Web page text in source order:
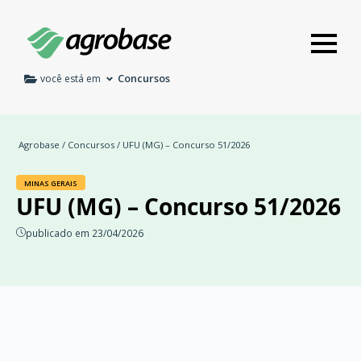
você está em Concursos
Agrobase / Concursos / UFU (MG) – Concurso 51/2026
MINAS GERAIS
UFU (MG) – Concurso 51/2026
publicado em 23/04/2026